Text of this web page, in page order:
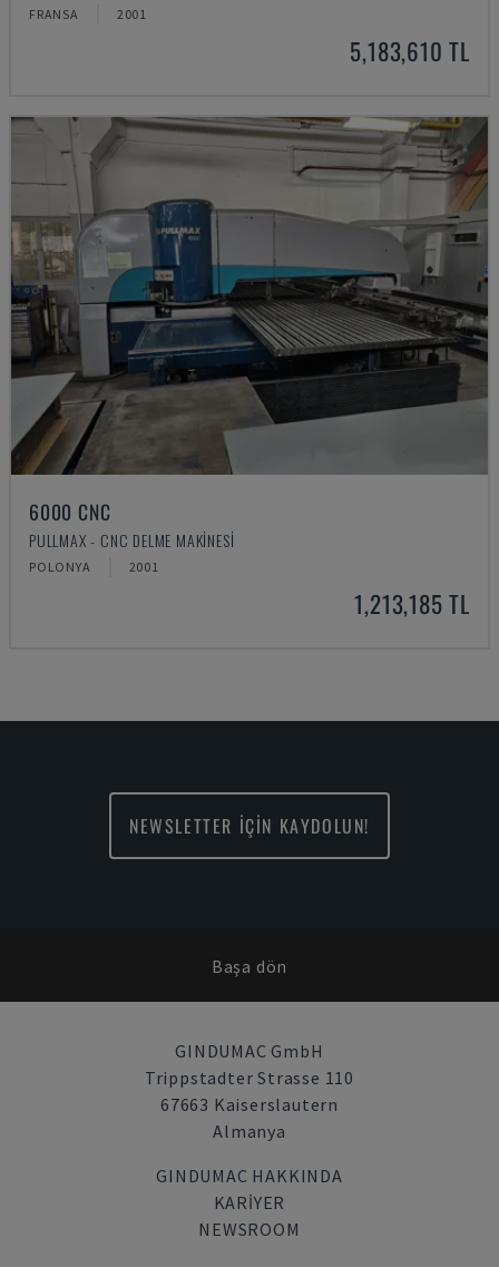
FRANSA 2001
5,183,610 TL
6000 CNC
PULLMAX - CNC DELME MAKINESI
POLONYA 2001
1,213,185 TL
NEWSLETTER İÇİN KAYDOLUN!
Başa dön
GINDUMAC GmbH
Trippstadter Strasse 110
67663 Kaiserslautern
Almanya
GINDUMAC HAKKINDA
KARIYER
NEWSROOM